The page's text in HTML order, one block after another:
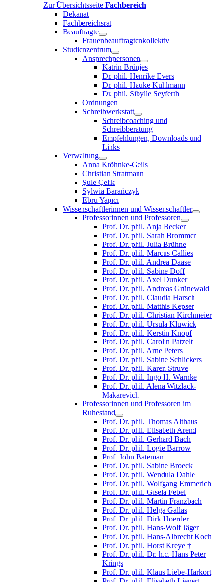
Zur Übersichtsseite Fachbereich
Dekanat
Fachbereichsrat
Beauftragte
Frauenbeauftragtenkollektiv
Studienzentrum
Ansprechpersonen
Katrin Brünjes
Dr. phil. Henrike Evers
Dr. phil. Hauke Kuhlmann
Dr. phil. Sibylle Seyferth
Ordnungen
Schreibwerkstatt
Schreibcoaching und
Schreibberatung
Empfehlungen, Downloads und
Links
Verwaltung
Anna Kröhnke-Geils
Christian Stratmann
Şule Çelik
Sylwia Barańczyk
Ebru Yapıcı
Wissenschaftlerinnen und Wissenschaftler
Professorinnen und Professoren
Prof. Dr. phil. Anja Becker
Prof. Dr. phil. Sarah Brommer
Prof. Dr. phil. Julia Brühne
Prof. Dr. phil. Marcus Callies
Prof. Dr. phil. Andrea Daase
Prof. Dr. phil. Sabine Doff
Prof. Dr. phil. Axel Dunker
Prof. Dr. phil. Andreas Grünewald
Prof. Dr. phil. Claudia Harsch
Prof. Dr. phil. Matthis Kepser
Prof. Dr. phil. Christian Kirchmeier
Prof. Dr. phil. Ursula Kluwick
Prof. Dr. phil. Kerstin Knopf
Prof. Dr. phil. Carolin Patzelt
Prof. Dr. phil. Arne Peters
Prof. Dr. phil. Sabine Schlickers
Prof. Dr. phil. Karen Struve
Prof. Dr. phil. Ingo H. Warnke
Prof. Dr. phil. Alena Witzlack-
Makarevich
Professorinnen und Professoren im
Ruhestand
Prof. Dr. phil. Thomas Althaus
Prof. Dr. phil. Elisabeth Arend
Prof. Dr. phil. Gerhard Bach
Prof. Dr. phil. Logie Barrow
Prof. John Bateman
Prof. Dr. phil. Sabine Broeck
Prof. Dr. phil. Wendula Dahle
Prof. Dr. phil. Wolfgang Emmerich
Prof. Dr. phil. Gisela Febel
Prof. Dr. phil. Martin Franzbach
Prof. Dr. phil. Helga Gallas
Prof. Dr. phil. Dirk Hoerder
Prof. Dr. phil. Hans-Wolf Jäger
Prof. Dr. phil. Hans-Albrecht Koch
Prof. Dr. phil. Horst Kreye †
Prof. Dr. phil. Dr. h.c. Hans Peter
Krings
Prof. Dr. phil. Klaus Liebe-Harkort